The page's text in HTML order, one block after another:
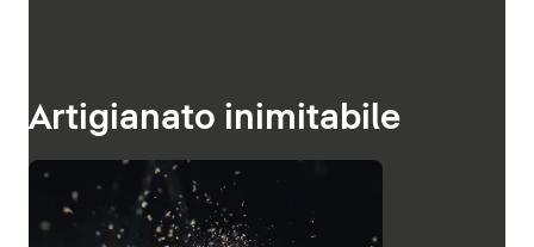
Artigianato inimitabile